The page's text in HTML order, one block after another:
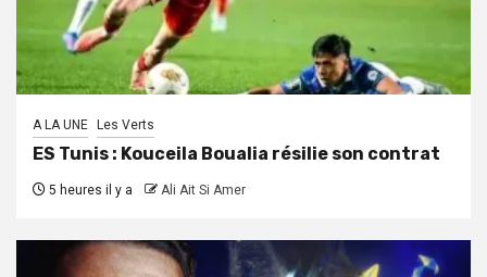
A LA UNE Les Verts
ES Tunis : Kouceila Boualia résilie son contrat
5 heures il y a Ali Ait Si Amer